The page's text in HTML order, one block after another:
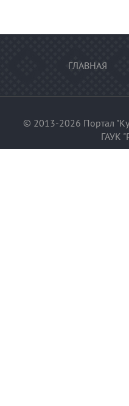
ГЛАВНАЯ
© 2013-2026 Портал
ГАУК